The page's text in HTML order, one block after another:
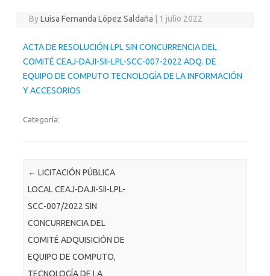
ByLuisa Fernanda López Saldaña 1 julio 2022
ACTA DE RESOLUCIÓN LPL SIN CONCURRENCIA DEL
COMITÉ CEAJ-DAJI-SII-LPL-SCC-007-2022 ADQ. DE
EQUIPO DE COMPUTO TECNOLOGÍA DE LA INFORMACIÓN
Y ACCESORIOS
Categoría:
Post navigation
← LICITACIÓN PÚBLICA
LOCAL CEAJ-DAJI-SII-LPL-
SCC-007/2022 SIN
CONCURRENCIA DEL
COMITÉ ADQUISICIÓN DE
EQUIPO DE COMPUTO,
TECNOLOGÍA DE LA